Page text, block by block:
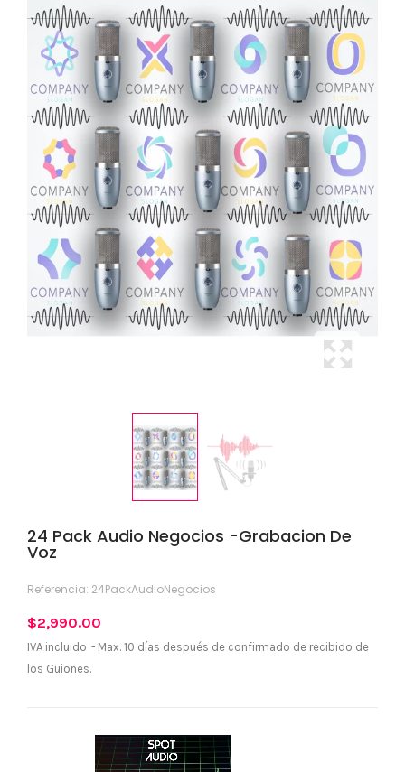
24 Pack Audio Negocios -Grabacion De
Voz
Referencia: 24PackAudioNegocios
$2,990.00
IVA incluido
Max. 10 días después de confirmado de recibido de
los Guiones.